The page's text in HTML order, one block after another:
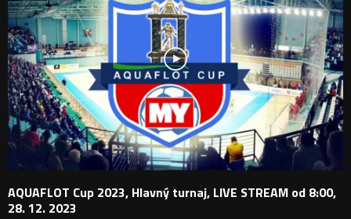
AQUAFLOT Cup 2023, Hlavný turnaj, LIVE STREAM od 8:00,
28. 12. 2023